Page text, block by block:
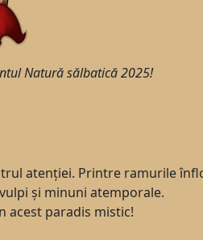
Natură sălbatică 2025!
atenției. Printre ramurile
și minuni atemporale.
acest paradis mistic!